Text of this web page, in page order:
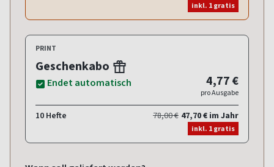
inkl. 1 gratis
PRINT
Geschenkabo
Endet automatisch 4,77 €
pro Ausgabe
10 Hefte 78,00 € 47,70 € im Jahr
inkl. 1 gratis